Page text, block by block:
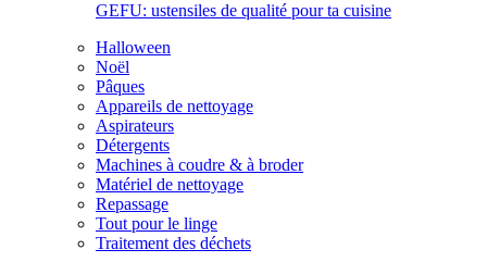
GEFU: ustensiles de qualité pour ta cuisine
Halloween
Noël
Pâques
Appareils de nettoyage
Aspirateurs
Détergents
Machines à coudre & à broder
Matériel de nettoyage
Repassage
Tout pour le linge
Traitement des déchets